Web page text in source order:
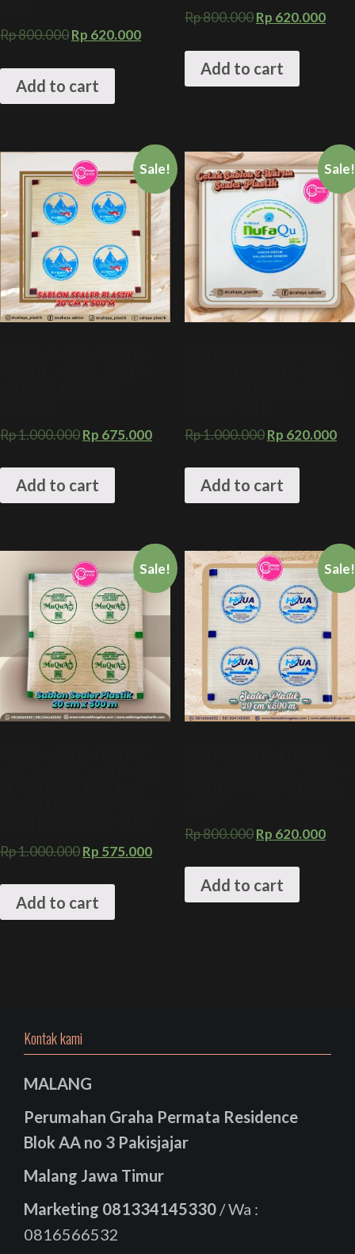
Rp800.000Rp 620.000
Add to cart
Rp800.000Rp 620.000
Add to cart
Sale!
Rp1.000.000Rp 675.000
Add to cart
Sale!
Rp1.000.000Rp 620.000
Add to cart
Sale!
Rp1.000.000Rp 575.000
Add to cart
Sale!
Rp800.000Rp 620.000
Add to cart
Kontak kami
MALANG
Perumahan Graha Permata Residence
Blok AA no 3 Pakisjajar
Malang Jawa Timur
Marketing 081334145330 / Wa :
0816566532